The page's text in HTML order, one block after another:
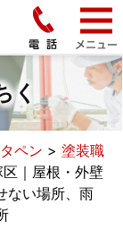
く
ペン > 塗装職
｜屋根・外壁
ない場所、雨